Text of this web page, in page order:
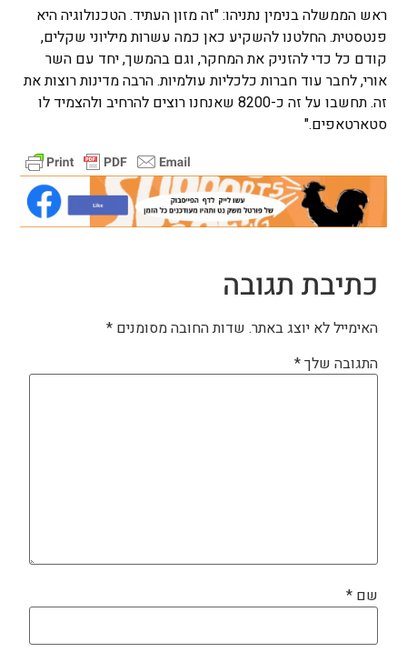
ראש הממשלה בנימין נתניהו: "זה מזון העתיד. הטכנולוגיה היא
פנטסטית. החלטנו להשקיע כאן כמה עשרות מיליוני שקלים,
קודם כל כדי להזניק את המחקר, וגם בהמשך, יחד עם השר
אורי, לחבר עוד חברות כלכליות עולמיות. הרבה מדינות רוצות את
זה. תחשבו על זה כ-8200 שאנחנו רוצים להרחיב ולהצמיד לו
סטארטאפים."
כתיבת תגובה
האימייל לא יוצג באתר. שדות החובה מסומנים *
התגובה שלך*
שם *